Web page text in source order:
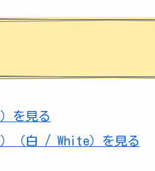
を見る
（白 / White）を見る